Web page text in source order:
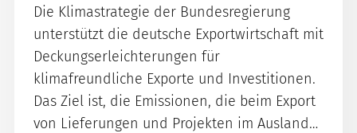
Die Klimastrategie der Bundesregierung
unterstützt die deutsche Exportwirtschaft mit
Deckungserleichterungen für
klimafreundliche Exporte und Investitionen.
Das Ziel ist, die Emissionen, die beim Export
von Lieferungen und Projekten im Ausland